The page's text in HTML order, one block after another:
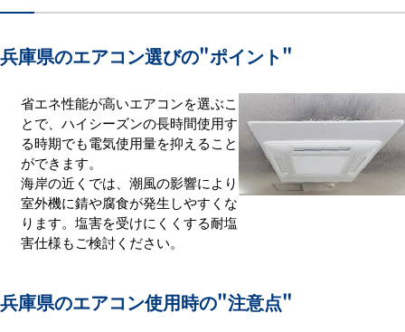
兵庫県のエアコン選びの"ポイント"
省エネ性能が高いエアコンを選ぶこ
とで、ハイシーズンの長時間使用す
る時期でも電気使用量を抑えること
ができます。
海岸の近くでは、潮風の影響により
室外機に錆や腐食が発生しやすくな
ります。塩害を受けにくくする耐塩
害仕様もご検討ください。
兵庫県のエアコン使用時の"注意点"